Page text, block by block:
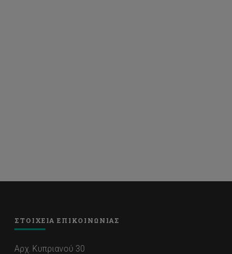
ΣΤΟΙΧΕΙΑ ΕΠΙΚΟΙΝΩΝΙΑΣ
Αρχ. Κυπριανού 30